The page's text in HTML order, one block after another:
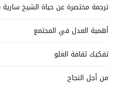
ترجمة مختصرة عن حياة الشيخ سارية
أهمية العدل في المجتمع
تفكيك ثقافة الغلو
من أجل النجاح